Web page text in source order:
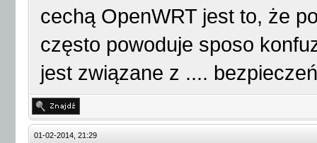
cechą OpenWRT jest to, że
często powoduje sposo
jest związane z ....
01-02-2014, 21:29